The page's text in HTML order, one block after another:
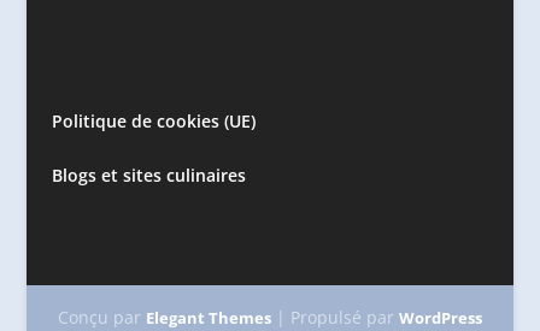
Politique de cookies (UE)
Blogs et sites culinaires
Conçu par Elegant Themes| Propulsé par WordPress